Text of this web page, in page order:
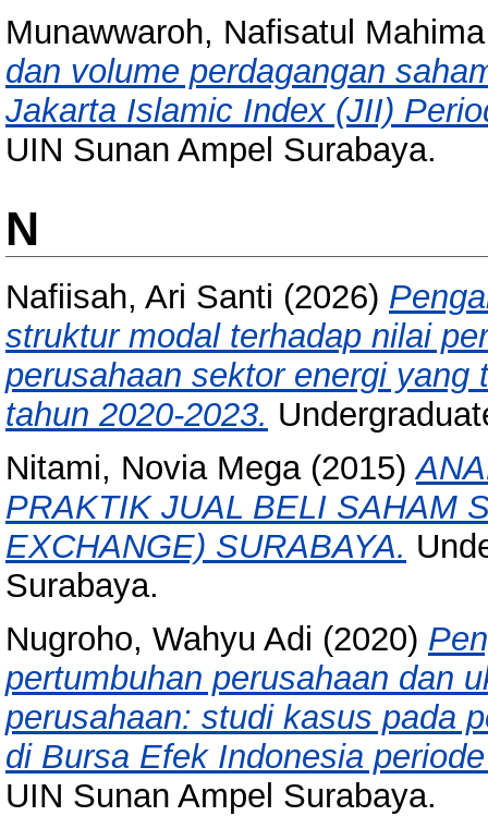
Munawwaroh, Nafisatul Mahima
dan volume perdagangan
Jakarta Islamic Index (JII)
UIN Sunan Ampel Surabaya.
N
Nafiisah, Ari Santi (2026)
struktur modal terhadap nilai
perusahaan sektor energi
tahun 2020-2023.
Nitami, Novia Mega(2015)
PRAKTIK JUAL BELI SAHAM
EXCHANGE) SURABAYA.
Surabaya.
Nugroho, Wahyu Adi (2020)
pertumbuhan perusahaan dan
perusahaan: studi kasus pada
di Bursa Efek Indonesia
UIN Sunan Ampel Surabaya.